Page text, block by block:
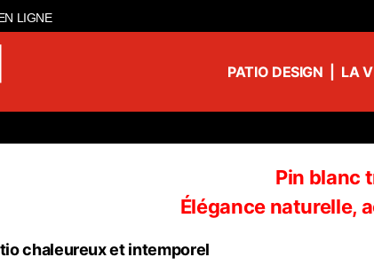
LIGNE
PATIO DESIGN | LA
Pin blanc
Élégance naturelle,
chaleureux et intemporel